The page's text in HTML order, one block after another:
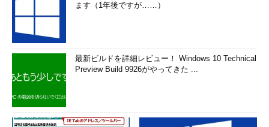
ます（1年後ですが……）
最新ビルドを詳細レビュー！ Windows 10 Technical
Preview Build 9926がやってきた ...